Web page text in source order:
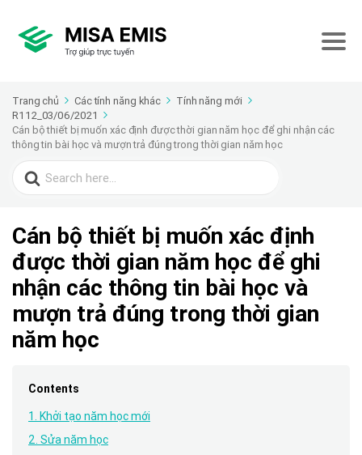
Trang chủ Các tính năng khác
Tính năng mới
R112_03/06/2021
Cán bộ thiết bị muốn xác định được thời gian năm học để ghi nhận các
thông tin bài học và mượn trả đúng trong thời gian năm học
Search
for:
Cán bộ thiết bị muốn xác định
được thời gian năm học để ghi
nhận các thông tin bài học và
mượn trả đúng trong thời gian
năm học
Contents
1. Khởi tạo năm học mới
2. Sửa năm học